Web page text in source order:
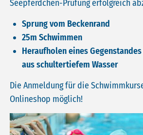
Seepferdchen-Prüfung erfolgreich
Sprung vom Beckenrand
25m Schwimmen
Heraufholen eines
aus schultertiefem Wasser
Die Anmeldung für die
Onlineshop möglich!